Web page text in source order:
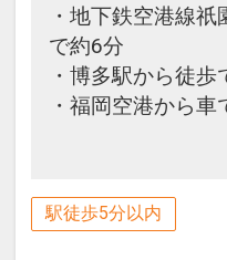
・地下鉄空港線
で約6分
・博多駅から徒歩
・福岡空港から車
駅徒歩5分以内